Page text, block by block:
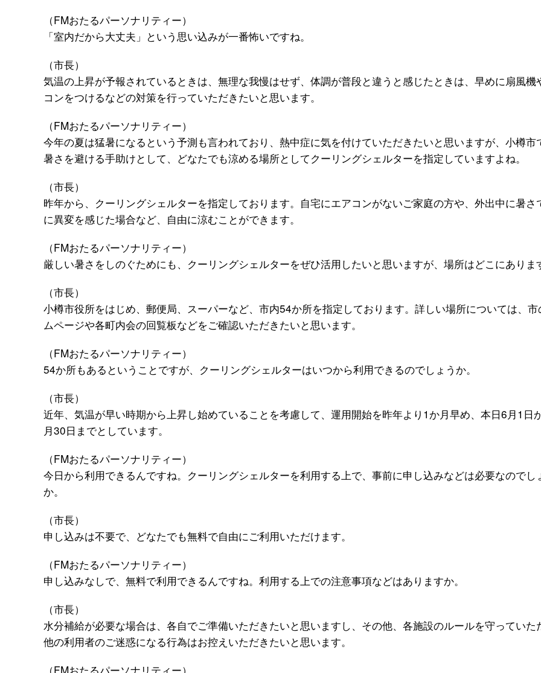
（FMおたるパーソナリティー）
「室内だから大丈夫」という思い込みが一番怖いですね。
（市長）
気温の上昇が予報されているときは、無理な我慢はせず、体調が普段と違うと感じたときは、早めに扇風機
コンをつけるなどの対策を行っていただきたいと思います。
（FMおたるパーソナリティー）
今年の夏は猛暑になるという予測も言われており、熱中症に気を付けていただきたいと思いますが、小樽市
暑さを避ける手助けとして、どなたでも涼める場所としてクーリングシェルターを指定していますよね。
（市長）
昨年から、クーリングシェルターを指定しております。自宅にエアコンがないご家庭の方や、外出中に暑さ
に異変を感じた場合など、自由に涼むことができます。
（FMおたるパーソナリティー）
厳しい暑さをしのぐためにも、クーリングシェルターをぜひ活用したいと思いますが、場所はどこにありま
（市長）
小樽市役所をはじめ、郵便局、スーパーなど、市内54か所を指定しております。詳しい場所については、市
ムページや各町内会の回覧板などをご確認いただきたいと思います。
（FMおたるパーソナリティー）
54か所もあるということですが、クーリングシェルターはいつから利用できるのでしょうか。
（市長）
近年、気温が早い時期から上昇し始めていることを考慮して、運用開始を昨年より1か月早め、本日6月1日
月30日までとしています。
（FMおたるパーソナリティー）
今日から利用できるんですね。クーリングシェルターを利用する上で、事前に申し込みなどは必要なのでし
か。
（市長）
申し込みは不要で、どなたでも無料で自由にご利用いただけます。
（FMおたるパーソナリティー）
申し込みなしで、無料で利用できるんですね。利用する上での注意事項などはありますか。
（市長）
水分補給が必要な場合は、各自でご準備いただきたいと思いますし、その他、各施設のルールを守っていた
他の利用者のご迷惑になる行為はお控えいただきたいと思います。
（FMおたるパーソナリティー）